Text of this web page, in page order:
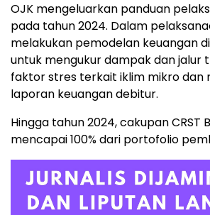
OJK mengeluarkan panduan
pada tahun 2024. Dalam
melakukan pemodelan keuangan
untuk mengukur dampak dan jalur
faktor stres terkait iklim mikro dan
laporan keuangan debitur.
Hingga tahun 2024, cakupan CRST
mencapai 100% dari portofolio